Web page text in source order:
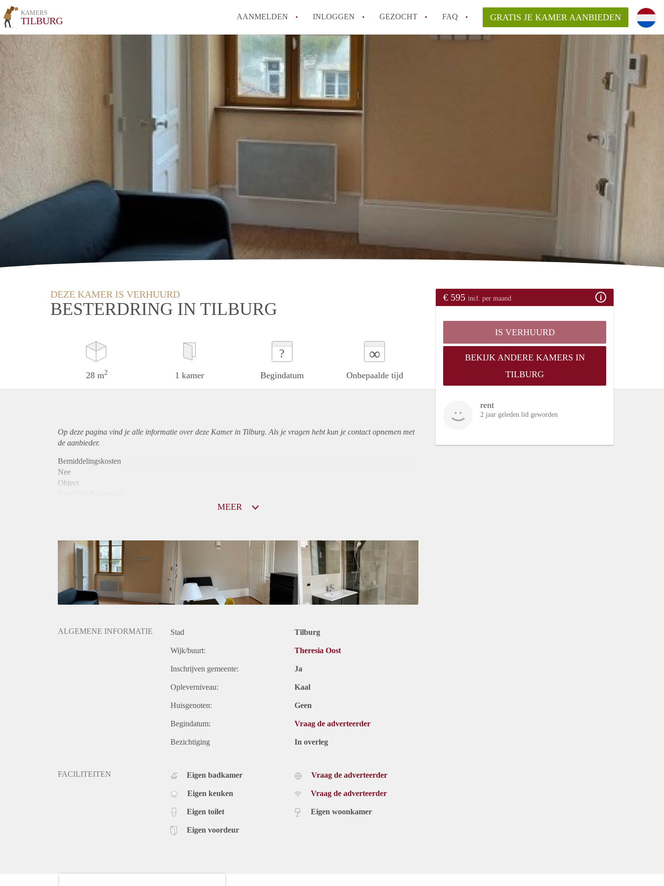
KAMERS
TILBURG AANMELDEN INLOGGEN GEZOCHT FAQ
Wat is de privacyverklaring van KamersTilburg?
Berekent KamersTilburg makelaarsvergoeding/bemiddelingsvergoeding?
GRATIS JE KAMER AANBIEDEN
DEZE KAMER IS VERHUURD
BESTERDRING IN TILBURG
28 m2 1 kamer
?
Begindatum
∞
Onbepaalde tijd
€ 595 incl. per maand
IS VERHUURD
BEKIJK ANDERE KAMERS IN
TILBURG
rent
2 jaar geleden lid geworden
Op deze pagina vind je alle informatie over deze Kamer in Tilburg. Als je vragen hebt kun je contact opnemen met
de aanbieder.
Bemiddelingskosten
Nee
Object
Huurtoeslag
Inkomen eis
2,7 X De bruto huur
Huurtermijn
Onbepaalde termijn
MEER
ALGEMENE INFORMATIE Stad Tilburg
Wijk/buurt: Theresia Oost
Inschrijven gemeente: Ja
Opleverniveau: Kaal
Huisgenoten: Geen
Begindatum: Vraag de adverteerder
Bezichtiging In overleg
FACILITEITEN Eigen badkamer
Eigen keuken
Eigen toilet
Eigen voordeur
Vraag de adverteerder
Vraag de adverteerder
Eigen woonkamer